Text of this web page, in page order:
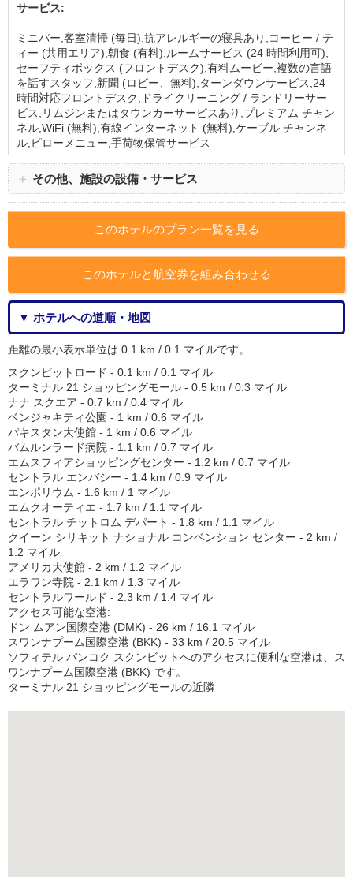
サービス:
ミニバー,客室清掃 (毎日),抗アレルギーの寝具あり,コーヒー / テ
ィー (共用エリア),朝食 (有料),ルームサービス (24 時間利用可),
セーフティボックス (フロントデスク),有料ムービー,複数の言語
を話すスタッフ,新聞 (ロビー、無料),ターンダウンサービス,24
時間対応フロントデスク,ドライクリーニング / ランドリーサー
ビス,リムジンまたはタウンカーサービスあり,プレミアム チャン
ネル,WiFi (無料),有線インターネット (無料),ケーブル チャンネ
ル,ピローメニュー,手荷物保管サービス
＋ その他、施設の設備・サービス
このホテルのプラン一覧を見る
このホテルと航空券を組み合わせる
▼ ホテルへの道順・地図
距離の最小表示単位は 0.1 km / 0.1 マイルです。
スクンビットロード - 0.1 km / 0.1 マイル
ターミナル 21 ショッピングモール - 0.5 km / 0.3 マイル
ナナ スクエア - 0.7 km / 0.4 マイル
ベンジャキティ公園 - 1 km / 0.6 マイル
パキスタン大使館 - 1 km / 0.6 マイル
バムルンラード病院 - 1.1 km / 0.7 マイル
エムスフィアショッピングセンター - 1.2 km / 0.7 マイル
セントラル エンバシー - 1.4 km / 0.9 マイル
エンポリウム - 1.6 km / 1 マイル
エムクオーティエ - 1.7 km / 1.1 マイル
セントラル チットロム デパート - 1.8 km / 1.1 マイル
クイーン シリキット ナショナル コンベンション センター - 2 km /
1.2 マイル
アメリカ大使館 - 2 km / 1.2 マイル
エラワン寺院 - 2.1 km / 1.3 マイル
セントラルワールド - 2.3 km / 1.4 マイル
アクセス可能な空港:
ドン ムアン国際空港 (DMK) - 26 km / 16.1 マイル
スワンナプーム国際空港 (BKK) - 33 km / 20.5 マイル
ソフィテル バンコク スクンビットへのアクセスに便利な空港は、ス
ワンナプーム国際空港 (BKK) です。
ターミナル 21 ショッピングモールの近隣